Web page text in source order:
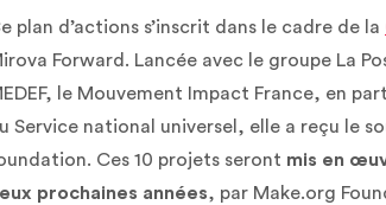
plan d’actions s’inscrit dans le cadre de la
Forward. Lancée avec le groupe La
le Mouvement Impact France, en
Service national universel, elle a reçu le
Ces 10 projets seront mis en
prochaines années, par Make.org